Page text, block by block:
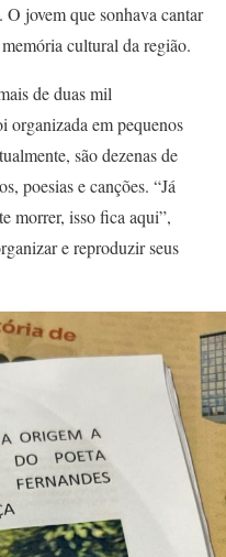
O jovem que sonhava cantar
cultural da região.
de duas mil
organizada em pequenos
são dezenas de
poesias e canções. “Já
morrer, isso fica aqui”,
e reproduzir seus